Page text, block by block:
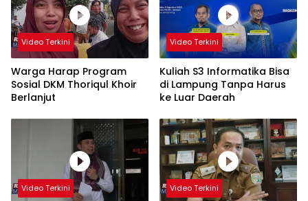
Video Terkini
Warga Harap Program
Sosial DKM Thoriqul Khoir
Berlanjut
Video Terkini
Kuliah S3 Informatika Bisa
di Lampung Tanpa Harus
ke Luar Daerah
Video Terkini Video Terkini